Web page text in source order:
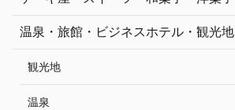
温泉・旅館・ビジネスホテル・観光地
観光地
温泉